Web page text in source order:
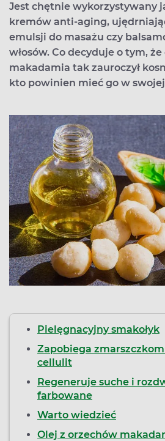
Jest chętnie wykorzystywany
kremów anti-aging,
emulsji do masażu czy
włosów. Co decyduje o tym,
makadamia tak zauroczył
kto powinien mieć go w swojej
Pielęgnacyjny smakołyk
Zapobiega
cellulit
Regeneruje suche i
farbowane
Warto wiedzieć
Olej z orzechów